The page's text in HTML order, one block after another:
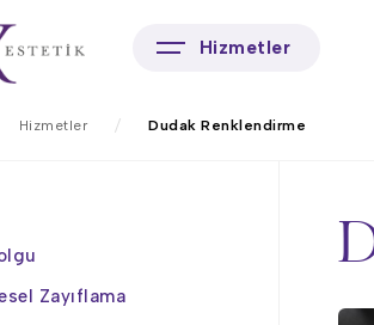
Hizmetler
Hizmetler Dudak Renklendirme
Zayıflama